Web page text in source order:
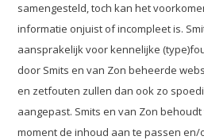
samengesteld, toch kan het
informatie onjuist of incompleet is.
aansprakelijk voor kennelijke
door Smits en van Zon beheerde
en zetfouten zullen dan ook zo
aangepast. Smits en van Zon
moment de inhoud aan te passen